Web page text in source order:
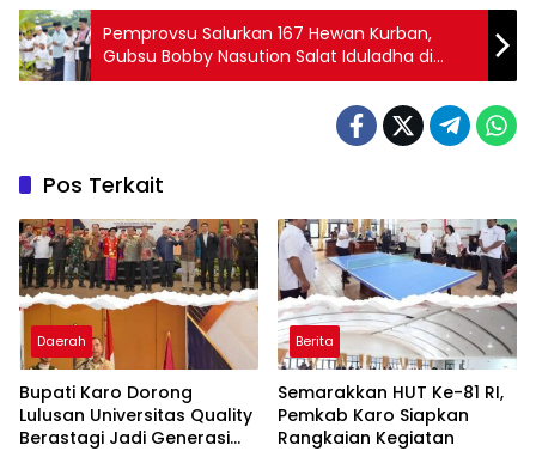
Pemprovsu Salurkan 167 Hewan Kurban,
Gubsu Bobby Nasution Salat Iduladha di
Binjai
Pos Terkait
Daerah
Bupati Karo Dorong
Lulusan Universitas Quality
Berastagi Jadi Generasi
Berita
Semarakkan HUT Ke-81 RI,
Pemkab Karo Siapkan
Rangkaian Kegiatan